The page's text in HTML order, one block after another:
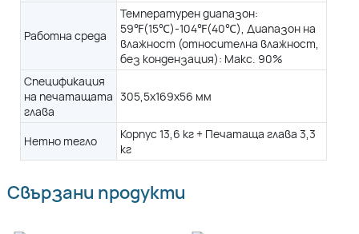
Работна среда
Температурен диапазон:
59℉(15℃)-104℉(40℃), Диапазон на
влажност (относителна влажност,
без кондензация): Макс. 90%
Спецификация
на печатащата
глава
305,5x169x56 мм
Нетно тегло
Корпус 13,6 кг + Печатаща глава 3,3
кг
Свързани продукти